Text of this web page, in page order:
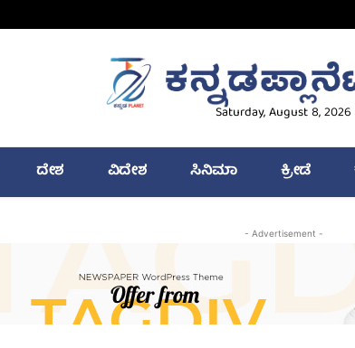
Saturday, August 8, 2026
ದೇಶ ವಿದೇಶ ಸಿನಿಮಾ ಕ್ರೀಡೆ
- Advertisement -